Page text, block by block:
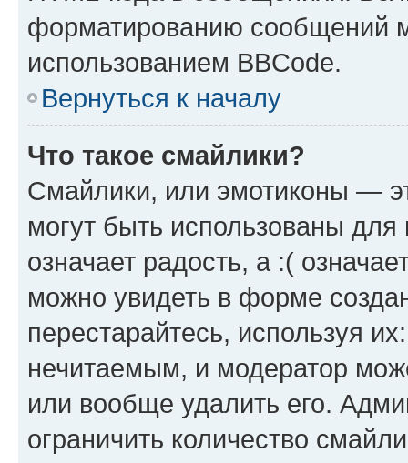
форматированию сообщений
использованием BBCode.
Вернуться к началу
Что такое смайлики?
Смайлики, или эмотиконы —
могут быть использованы
означает радость, а :(
можно увидеть в форме
перестарайтесь, используя
нечитаемым, и модератор
или вообще удалить его.
ограничить количество